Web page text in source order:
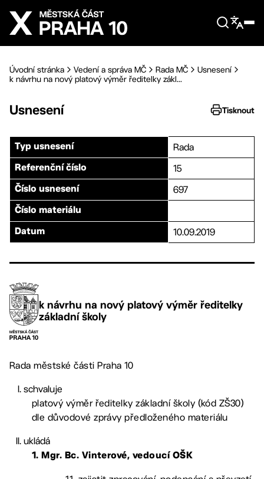
Přejít na hlavní obsah
Úvodní stránka Vedení a správa MČ Rada MČ
Usnesení
k návrhu na nový platový výměr ředitelky zákl...
Usnesení Tisknout
Typ usnesení Rada
Referenční číslo 15
Číslo usnesení 697
Číslo materiálu
Datum 10.09.2019
k návrhu na nový platový výměr ředitelky
základní školy
Rada městské části Praha 10
schvaluje
platový výměr ředitelky základní školy (kód ZŠ30)
dle důvodové zprávy předloženého materiálu
ukládá
1. Mgr. Bc. Vinterové, vedoucí OŠK